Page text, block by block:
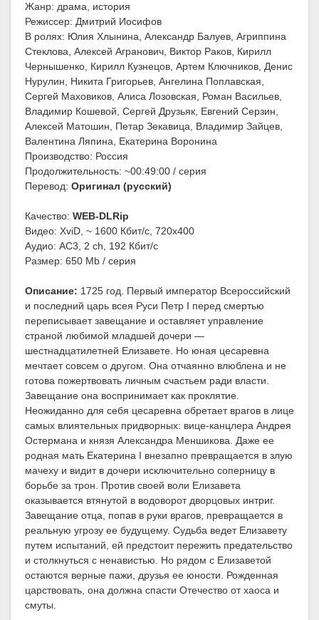
Жанр: драма, история
Режиссер: Дмитрий Иосифов
В ролях: Юлия Хлынина, Александр Балуев, Агриппина
Стеклова, Алексей Агранович, Виктор Раков, Кирилл
Чернышенко, Кирилл Кузнецов, Артем Ключников, Денис
Нурулин, Никита Григорьев, Ангелина Поплавская,
Сергей Маховиков, Алиса Лозовская, Роман Васильев,
Владимир Кошевой, Сергей Друзьяк, Евгений Серзин,
Алексей Матошин, Петар Зекавица, Владимир Зайцев,
Валентина Ляпина, Екатерина Воронина
Производство: Россия
Продолжительность: ~00:49:00 / серия
Перевод: Оригинал (русский)
Качество: WEB-DLRip
Видео: XviD, ~ 1600 Кбит/с, 720x400
Аудио: AC3, 2 ch, 192 Кбит/с
Размер: 650 Mb / серия
Описание: 1725 год. Первый император Всероссийский
и последний царь всея Руси Петр I перед смертью
переписывает завещание и оставляет управление
страной любимой младшей дочери —
шестнадцатилетней Елизавете. Но юная цесаревна
мечтает совсем о другом. Она отчаянно влюблена и не
готова пожертвовать личным счастьем ради власти.
Завещание она воспринимает как проклятие.
Неожиданно для себя цесаревна обретает врагов в лице
самых влиятельных придворных: вице-канцлера Андрея
Остермана и князя Александра Меншикова. Даже ее
родная мать Екатерина I внезапно превращается в злую
мачеху и видит в дочери исключительно соперницу в
борьбе за трон. Против своей воли Елизавета
оказывается втянутой в водоворот дворцовых интриг.
Завещание отца, попав в руки врагов, превращается в
реальную угрозу ее будущему. Судьба ведет Елизавету
путем испытаний, ей предстоит пережить предательство
и столкнуться с ненавистью. Но рядом с Елизаветой
остаются верные пажи, друзья ее юности. Рожденная
царствовать, она должна спасти Отечество от хаоса и
смуты.